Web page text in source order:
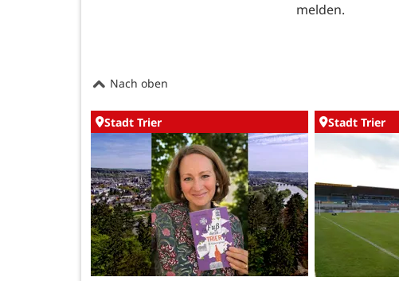
melden.
Nach oben
Stadt Trier Stadt Trier